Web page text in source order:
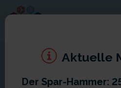
Aktuelle
Der Spar-Hammer: